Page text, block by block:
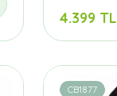
4.399 TL
CB1877